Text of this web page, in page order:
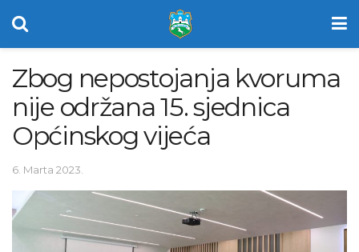
Zbog nepostojanja kvoruma
nije održana 15. sjednica
Općinskog vijeća
6. Marta 2023.